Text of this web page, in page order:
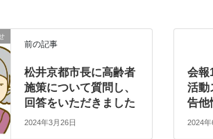
前の記事
松井京都市長に高齢者
施策について質問し、
回答をいただきました
2024年3月26日
会
活動
告他
2024年